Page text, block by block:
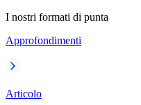
I nostri formati di punta
Approfondimenti
Articolo